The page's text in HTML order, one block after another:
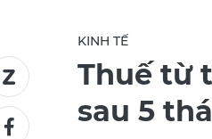
KINH TẾ
Thuế từ
sau 5